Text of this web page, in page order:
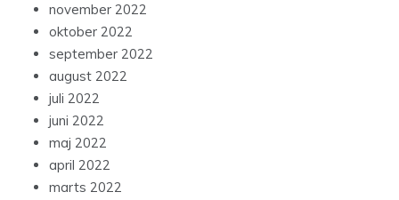
november 2022
oktober 2022
september 2022
august 2022
juli 2022
juni 2022
maj 2022
april 2022
marts 2022